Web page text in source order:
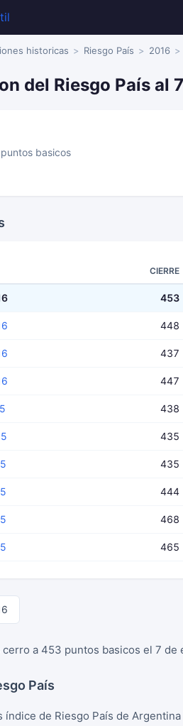
historicas Riesgo País 2016
del Riesgo País al
puntos basicos
CIERRE
453
448
437
447
438
435
435
444
468
465
cerro a 453 puntos basicos el 7 de
País
índice de Riesgo País de